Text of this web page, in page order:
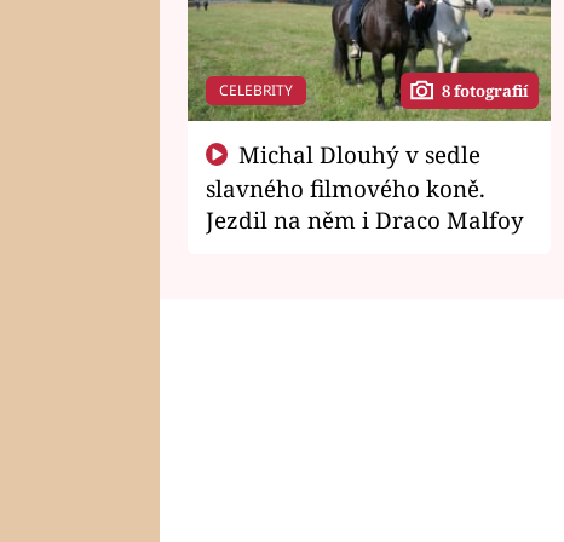
CELEBRITY 8 fotografií
slavného filmového koně.
Jezdil na něm i Draco Malfoy